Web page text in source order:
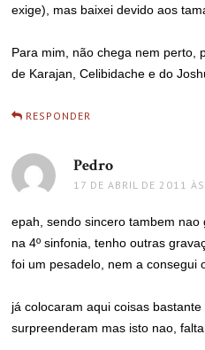
exige), mas baixei devido aos
Para mim, não chega nem perto,
de Karajan, Celibidache e do
RESPONDER
Pedro
17 DE ABRIL DE 2011
epah, sendo sincero tambem
na 4º sinfonia, tenho outras
foi um pesadelo, nem a consegui
já colocaram aqui coisas
surpreenderam mas isto nao,